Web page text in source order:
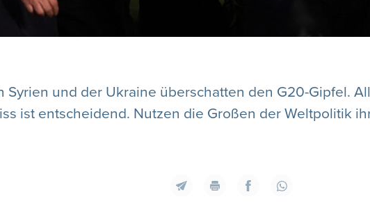
Syrien und der Ukraine überschatten den G20-Gipfel.
ist entscheidend. Nutzen die Großen der Weltpolitik